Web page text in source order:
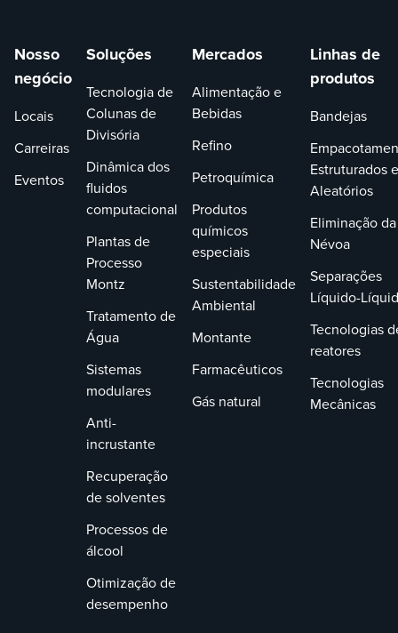
Nosso
negócio
Locais
Carreiras
Eventos
Soluções
Tecnologia de
Colunas de
Divisória
Dinâmica dos
fluidos
computacional
Plantas de
Processo
Montz
Tratamento de
Água
Sistemas
modulares
Anti-
incrustante
Recuperação
de solventes
Processos de
álcool
Otimização de
desempenho
Mercados
Alimentação e
Bebidas
Refino
Petroquímica
Produtos
químicos
especiais
Sustentabilidade
Ambiental
Montante
Farmacêuticos
Gás natural
Linhas de
produtos
Bandejas
Estruturados e
Aleatórios
Eliminação da
Névoa
Separações
Líquido-
Tecnologias
reatores
Tecnologias
Mecânicas